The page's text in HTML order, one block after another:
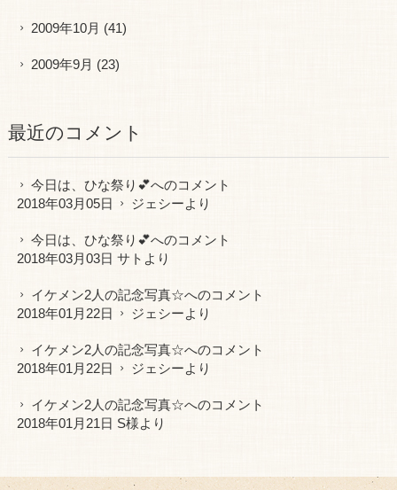
2009年10月 (41)
2009年9月 (23)
最近のコメント
今日は、ひな祭り💕へのコメント
2018年03月05日
ジェシーより
今日は、ひな祭り💕へのコメント
2018年03月03日 サトより
イケメン2人の記念写真☆へのコメント
2018年01月22日
ジェシーより
イケメン2人の記念写真☆へのコメント
2018年01月22日
ジェシーより
イケメン2人の記念写真☆へのコメント
2018年01月21日 S様より